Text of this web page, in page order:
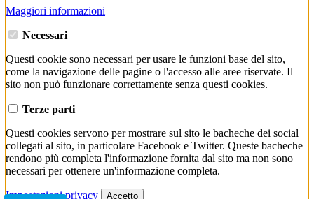
Maggiori informazioni
Necessari
Questi cookie sono necessari per usare le funzioni base del sito,
come la navigazione delle pagine o l'accesso alle aree riservate. Il
sito non può funzionare correttamente senza questi cookies.
Terze parti
Questi cookies servono per mostrare sul sito le bacheche dei social
collegati al sito, in particolare Facebook e Twitter. Queste bacheche
rendono più completa l'informazione fornita dal sito ma non sono
necessari per ottenere un'informazione completa.
Impostazioni privacy Accetto